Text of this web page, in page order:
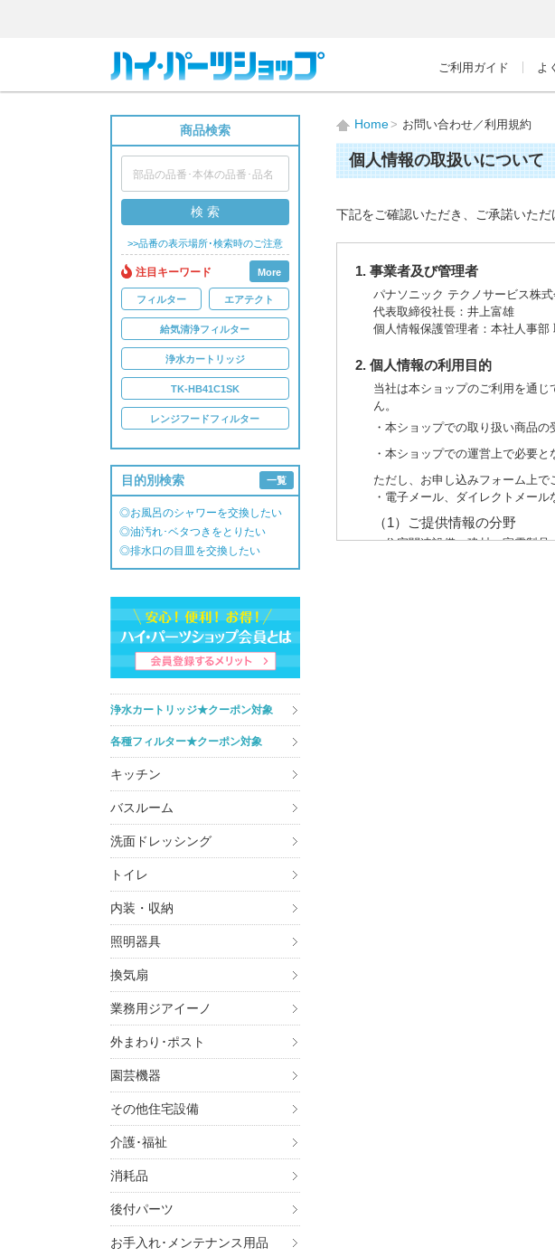
ご利用ガイド よ
商品検索
検 索
>>品番の表示場所･検索時のご注意
注目キーワード More
フィルター エアテクト
給気清浄フィルター
浄水カートリッジ
TK-HB41C1SK
レンジフードフィルター
目的別検索 一覧
◎お風呂のシャワーを交換したい
◎油汚れ･ベタつきをとりたい
◎排水口の目皿を交換したい
浄水カートリッジ★クーポン対象
各種フィルター★クーポン対象
キッチン
バスルーム
洗面ドレッシング
トイレ
内装・収納
照明器具
換気扇
業務用ジアイーノ
外まわり･ポスト
園芸機器
その他住宅設備
介護･福祉
消耗品
後付パーツ
お手入れ･メンテナンス用品
Home お問い合わせ／利用規約
個人情報の取扱いについて
下記をご確認いただき、ご承諾いた
1. 事業者及び管理者
パナソニック テクノサービス株式
代表取締役社長：井上富雄
個人情報保護管理者：本社人事部
2. 個人情報の利用目的
当社は本ショップのご利用を通
ん。
・本ショップでの取り扱い商品
・本ショップでの運営上で必要
ただし、お申し込みフォーム上で
・電子メール、ダイレクトメー
（1）ご提供情報の分野
・住宅関連設備・建材、家電製
・キャンペーン、フェアー、イベ
・アンケート、商品モニターに